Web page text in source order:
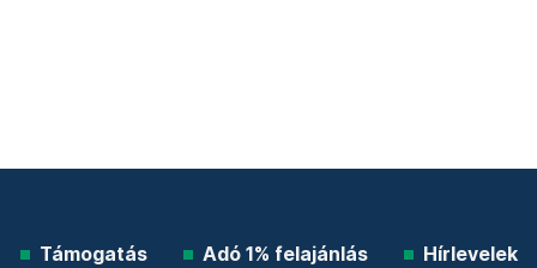
Támogatás Adó 1% felajánlás Hírlevelek